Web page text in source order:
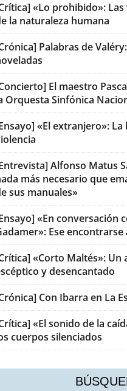
«Lo prohibido»:
la naturaleza humana
Palabras de
El maestro
Orquesta Sinfónica
«El extranjero»: La
Alfonso Matus
más necesario que
sus manuales»
«En conversación
Ese encontrarse
«Corto Maltés»: Un
y desencantado
Con Ibarra en La
«El sonido de la
cuerpos silenciados